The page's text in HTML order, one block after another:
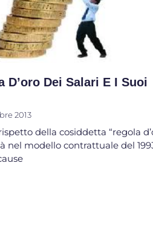
D’oro Dei Salari E I Suoi
2013
della cosiddetta “regola
nel modello contrattuale del